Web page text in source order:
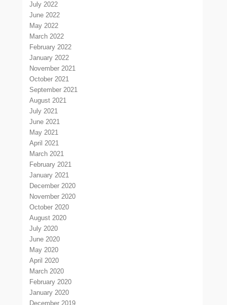
July 2022
June 2022
May 2022
March 2022
February 2022
January 2022
November 2021
October 2021
September 2021
August 2021
July 2021
June 2021
May 2021
April 2021
March 2021
February 2021
January 2021
December 2020
November 2020
October 2020
August 2020
July 2020
June 2020
May 2020
April 2020
March 2020
February 2020
January 2020
December 2019